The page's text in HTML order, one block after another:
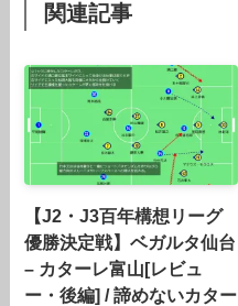
関連記事
【J2・J3百年構想リーグ
優勝決定戦】ベガルタ仙台
– カターレ富山[レビュ
ー・後編] / 諦めないカター